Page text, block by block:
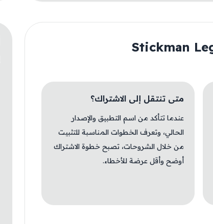
متى تنتقل إلى الاشتراك؟
عندما تتأكد من اسم التطبيق والإصدار
الحالي، وتعرف الخطوات المناسبة للتثبيت
من خلال الشروحات، تصبح خطوة الاشتراك
أوضح وأقل عرضة للأخطاء.